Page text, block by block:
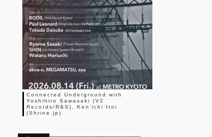
Connected Underground with
Yoshihiro Sawasaki (V2
Records/R&S), Ken’ichi Itoi
(Shrine.jp)